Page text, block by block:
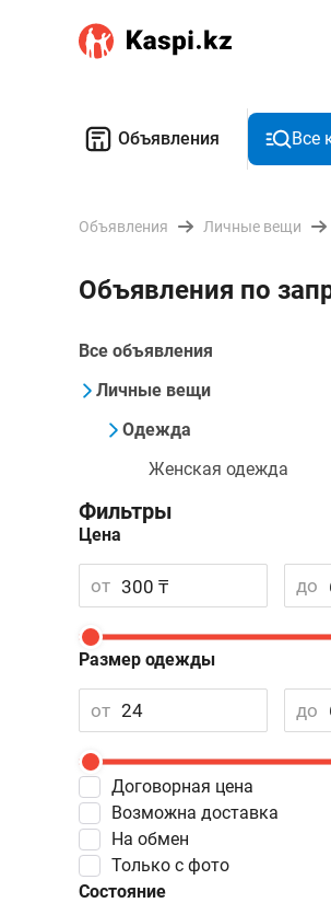
Объявления Все
Объявления Личные вещи
Объявления по
Все объявления
Личные вещи
Одежда
Женская одежда
Фильтры
Цена
от до
Договорная цена
Возможна доставка
Состояние
Размер одежды
от до
На обмен
Только с фото